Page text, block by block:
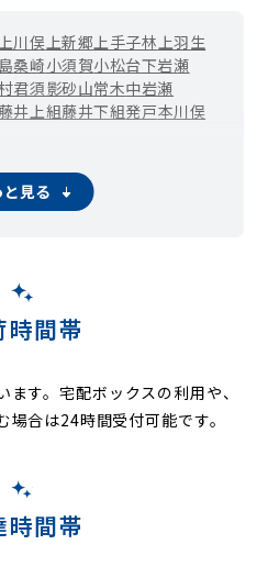
上川俣 上新郷 上手子林 上羽生
桑崎小須賀小松台下岩瀬
君須影砂山常木中岩瀬
井上組藤井下組発戸本川俣
と見る
時間帯
ます。宅配ボックスの利用や、
合は24時間受付可能です。
時間帯